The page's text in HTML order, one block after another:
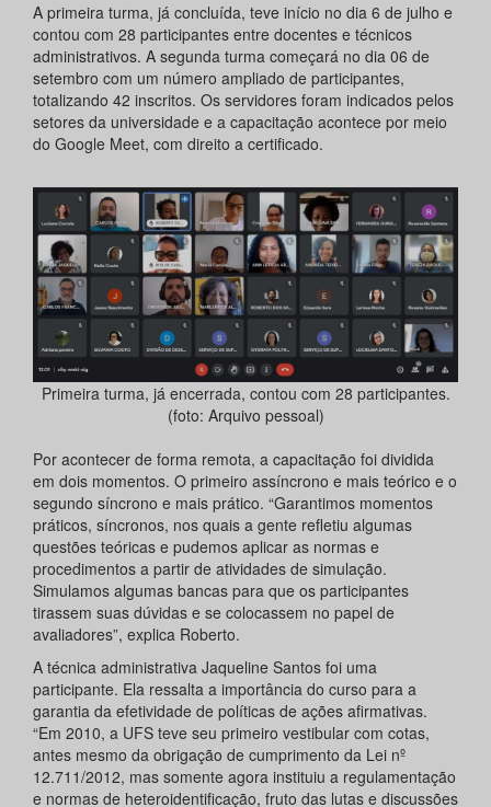
A primeira turma, já concluída, teve início no dia 6 de julho e
contou com 28 participantes entre docentes e técnicos
administrativos. A segunda turma começará no dia 06 de
setembro com um número ampliado de participantes,
totalizando 42 inscritos. Os servidores foram indicados pelos
setores da universidade e a capacitação acontece por meio
do Google Meet, com direito a certificado.
Primeira turma, já encerrada, contou com 28 participantes.
(foto: Arquivo pessoal)
Por acontecer de forma remota, a capacitação foi dividida
em dois momentos. O primeiro assíncrono e mais teórico e o
segundo síncrono e mais prático. “Garantimos momentos
práticos, síncronos, nos quais a gente refletiu algumas
questões teóricas e pudemos aplicar as normas e
procedimentos a partir de atividades de simulação.
Simulamos algumas bancas para que os participantes
tirassem suas dúvidas e se colocassem no papel de
avaliadores”, explica Roberto.
A técnica administrativa Jaqueline Santos foi uma
participante. Ela ressalta a importância do curso para a
garantia da efetividade de políticas de ações afirmativas.
“Em 2010, a UFS teve seu primeiro vestibular com cotas,
antes mesmo da obrigação de cumprimento da Lei nº
12.711/2012, mas somente agora instituiu a regulamentação
e normas de heteroidentificação, fruto das lutas e discussões